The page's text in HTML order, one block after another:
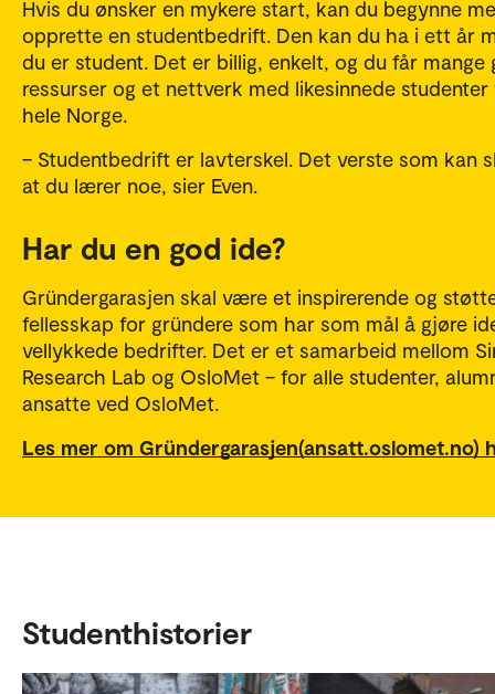
Hvis du ønsker en mykere start, kan du begynne
opprette en studentbedrift. Den kan du ha i ett år
du er student. Det er billig, enkelt, og du får mange
ressurser og et nettverk med likesinnede studenter
hele Norge.
– Studentbedrift er lavterskel. Det verste som kan
at du lærer noe, sier Even.
Har du en god ide?
Gründergarasjen skal være et inspirerende og
fellesskap for gründere som har som mål å gjøre
vellykkede bedrifter. Det er et samarbeid mellom
Research Lab og OsloMet – for alle studenter,
ansatte ved OsloMet.
Les mer om Gründergarasjen(ansatt.oslomet.no)
Studenthistorier